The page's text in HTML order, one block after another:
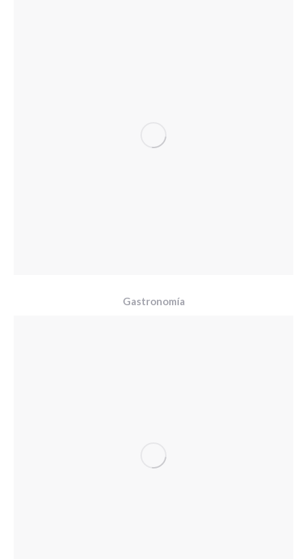
Gastronomía